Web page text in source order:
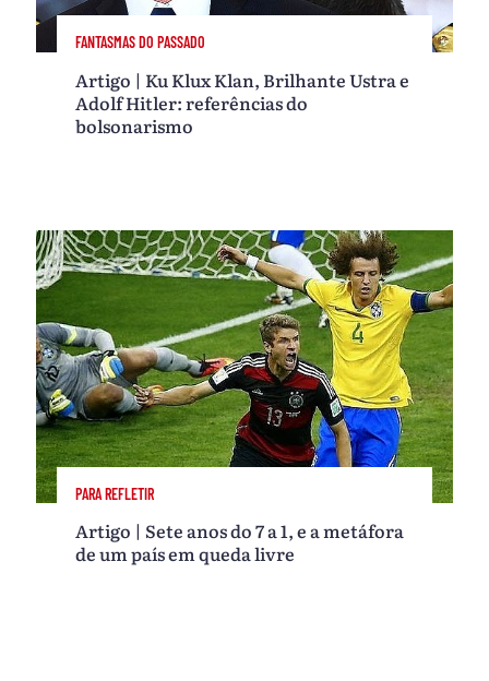
FANTASMAS DO PASSADO
Artigo | Ku Klux Klan, Brilhante Ustra e
Adolf Hitler: referências do
bolsonarismo
PARA REFLETIR
Artigo | Sete anos do 7 a 1, e a metáfora
de um país em queda livre